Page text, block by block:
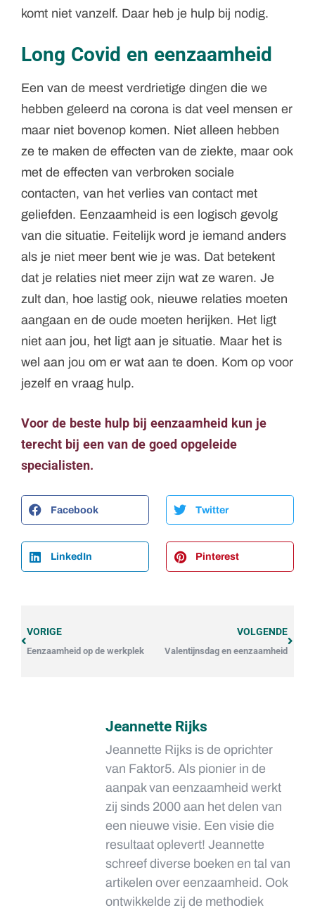
komt niet vanzelf. Daar heb je hulp bij nodig.
Long Covid en eenzaamheid
Een van de meest verdrietige dingen die we
hebben geleerd na corona is dat veel mensen er
maar niet bovenop komen. Niet alleen hebben
ze te maken de effecten van de ziekte, maar ook
met de effecten van verbroken sociale
contacten, van het verlies van contact met
geliefden. Eenzaamheid is een logisch gevolg
van die situatie. Feitelijk word je iemand anders
als je niet meer bent wie je was. Dat betekent
dat je relaties niet meer zijn wat ze waren. Je
zult dan, hoe lastig ook, nieuwe relaties moeten
aangaan en de oude moeten herijken. Het ligt
niet aan jou, het ligt aan je situatie. Maar het is
wel aan jou om er wat aan te doen. Kom op voor
jezelf en vraag hulp.
Voor de beste hulp bij eenzaamheid kun je
terecht bij een van de goed opgeleide
specialisten.
Facebook Twitter
LinkedIn Pinterest
VORIGE
Eenzaamheid op de werkplek
VOLGENDE
Valentijnsdag en eenzaamheid
Jeannette Rijks
Jeannette Rijks is de oprichter
van Faktor5. Als pionier in de
aanpak van eenzaamheid werkt
zij sinds 2000 aan het delen van
een nieuwe visie. Een visie die
resultaat oplevert! Jeannette
schreef diverse boeken en tal van
artikelen over eenzaamheid. Ook
ontwikkelde zij de methodiek